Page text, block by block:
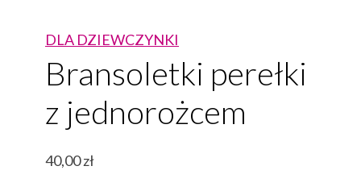
DLA DZIEWCZYNKI
Bransoletki perełki
z jednorożcem
40,00zł